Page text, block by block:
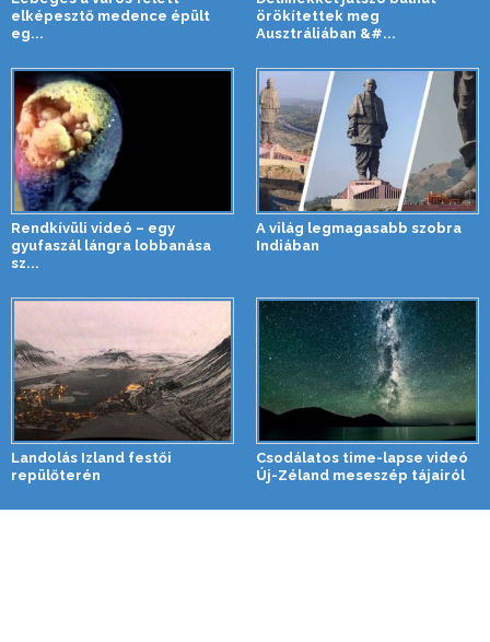
elképesztő medence épült
eg...
örökítettek meg
Ausztráliában &#...
Rendkívüli videó – egy
gyufaszál lángra lobbanása
sz...
A világ legmagasabb szobra
Indiában
Landolás Izland festői
repülőterén
Csodálatos time-lapse videó
Új-Zéland meseszép tájairól